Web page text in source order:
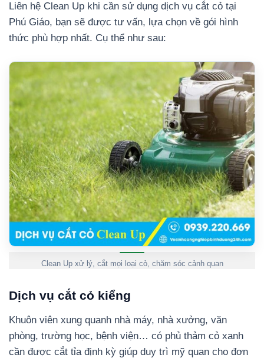
Liên hệ Clean Up khi cần sử dụng dịch vụ cắt cỏ tại
Phú Giáo, bạn sẽ được tư vấn, lựa chọn về gói hình
thức phù hợp nhất. Cụ thể như sau:
Clean Up xử lý, cắt mọi loại cỏ, chăm sóc cảnh quan
Dịch vụ cắt cỏ kiểng
Khuôn viên xung quanh nhà máy, nhà xưởng, văn
phòng, trường học, bệnh viện… có phủ thảm cỏ xanh
cần được cắt tỉa định kỳ giúp duy trì mỹ quan cho đơn